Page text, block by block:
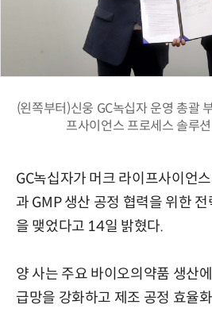
(왼쪽부터)신웅 GC녹십자 운영 총괄
프사이언스 프로세스 솔루
GC녹십자가 머크 라이프사이언
과 GMP 생산 공정 협력을 위한
을 맺었다고 14일 밝혔다.
양 사는 주요 바이오의약품 생산
급망을 강화하고 제조 공정 효율